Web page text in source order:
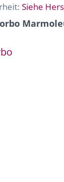
Siehe